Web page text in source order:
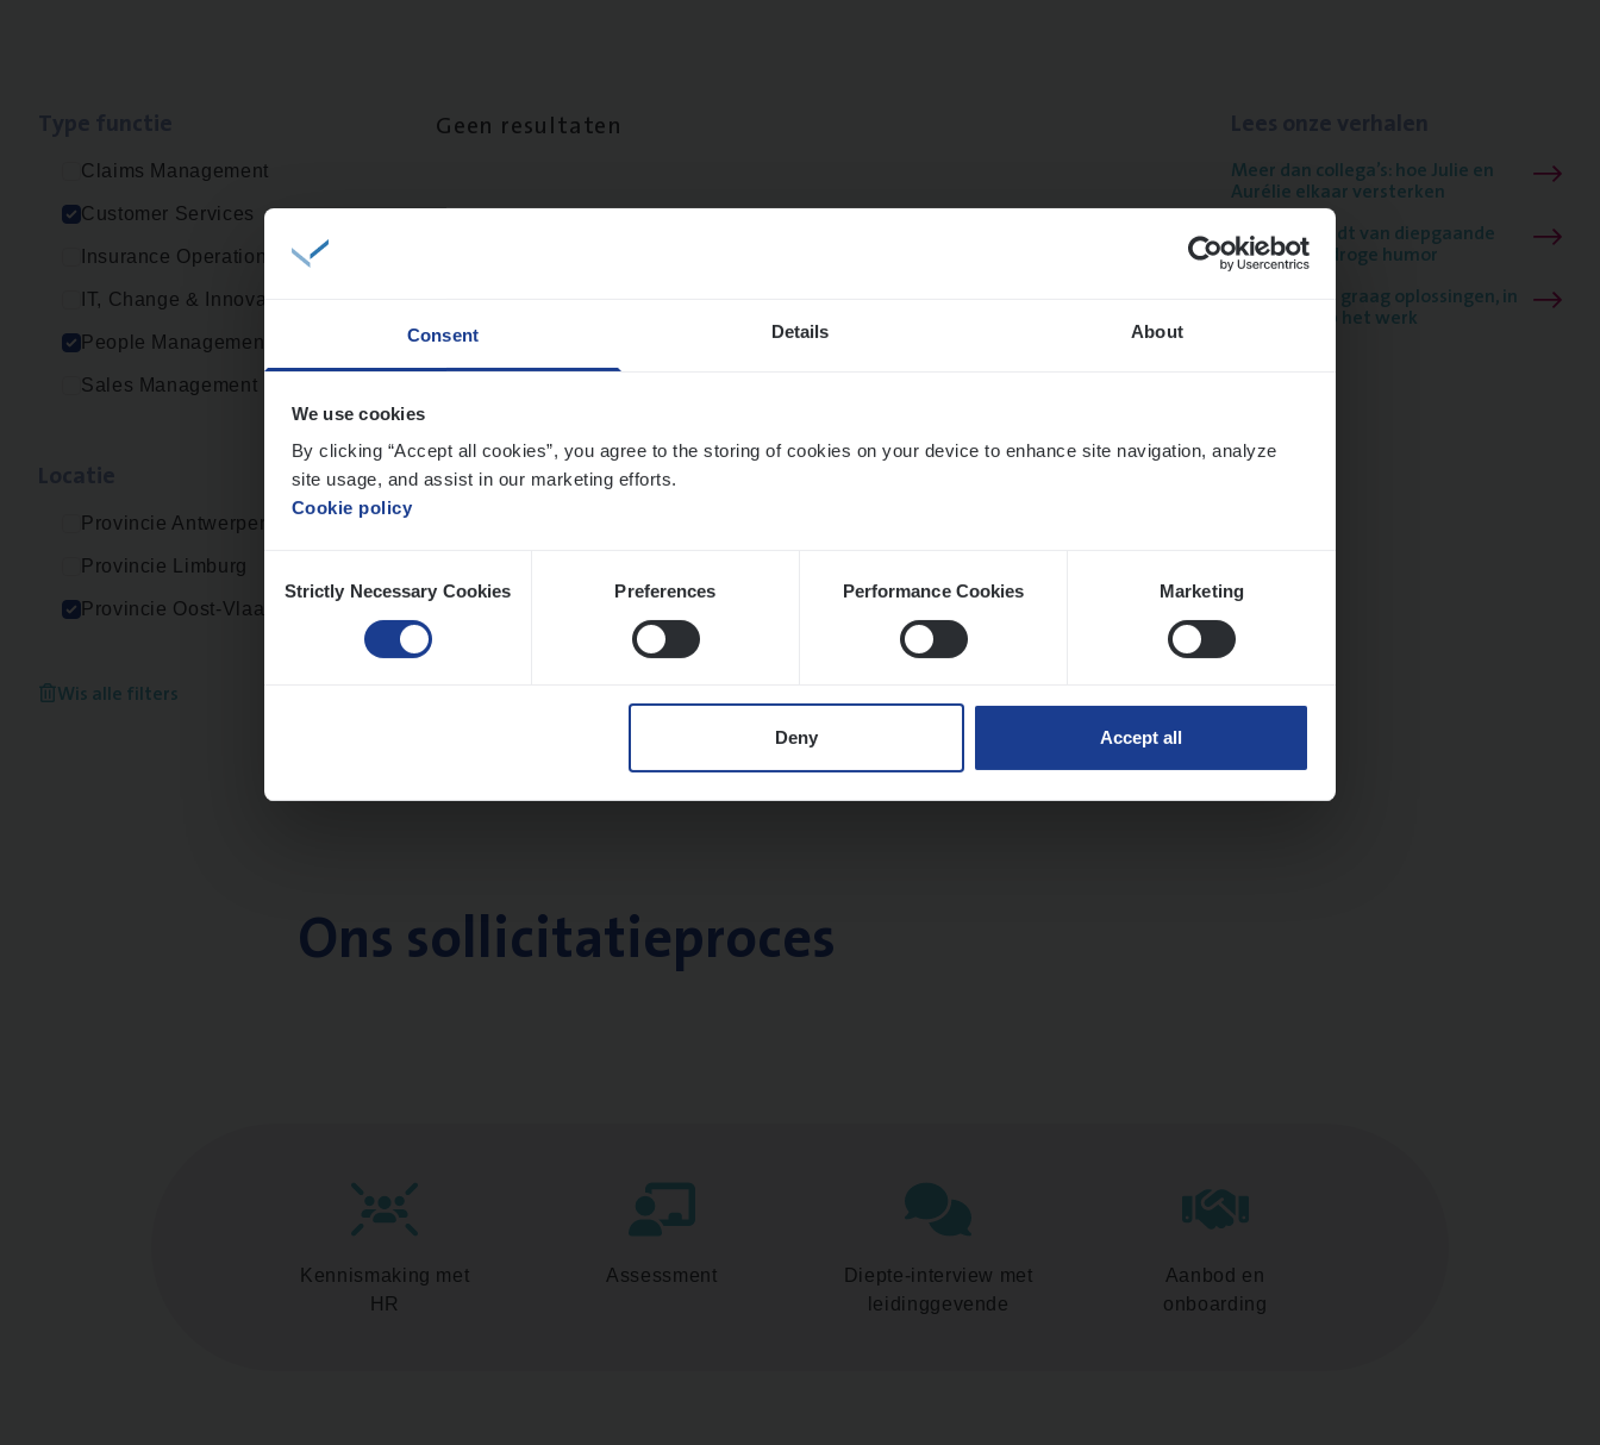
Consent Details About
We use cookies
By clicking “Accept all cookies”, you agree to the storing of cookies on your device to enhance site navigation, analyze
site usage, and assist in our marketing efforts.
Cookie policy
Selection
Strictly Necessary Cookies Preferences Performance Cookies Marketing
Deny Accept all
Claims Management
Customer Services
Insurance Operations
IT, Change & Innovation
People Management
Sales Management
Provincie Antwerpen
Provincie Limburg
Provincie Oost-Vlaanderen
Wis alle filters
Geen resultaten
Meer dan collega’s: hoe Julie en
Aurélie elkaar versterken
Mathias houdt van diepgaande
dossiers én droge humor
Thalia zoekt graag oplossingen, in
games én op het werk
Ons sollicitatieproces
Kennismaking met
HR
Assessment
Diepte-interview met
leidinggevende
Aanbod en
onboarding